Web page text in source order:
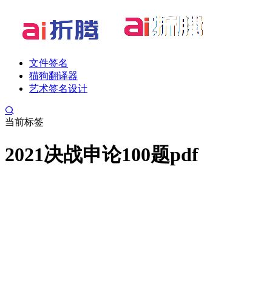
文件签名
猫狗翻译器
艺术签名设计
当前标签
2021决战申论100题pdf